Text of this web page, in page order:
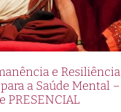
e Resiliência
a Saúde Mental –
PRESENCIAL